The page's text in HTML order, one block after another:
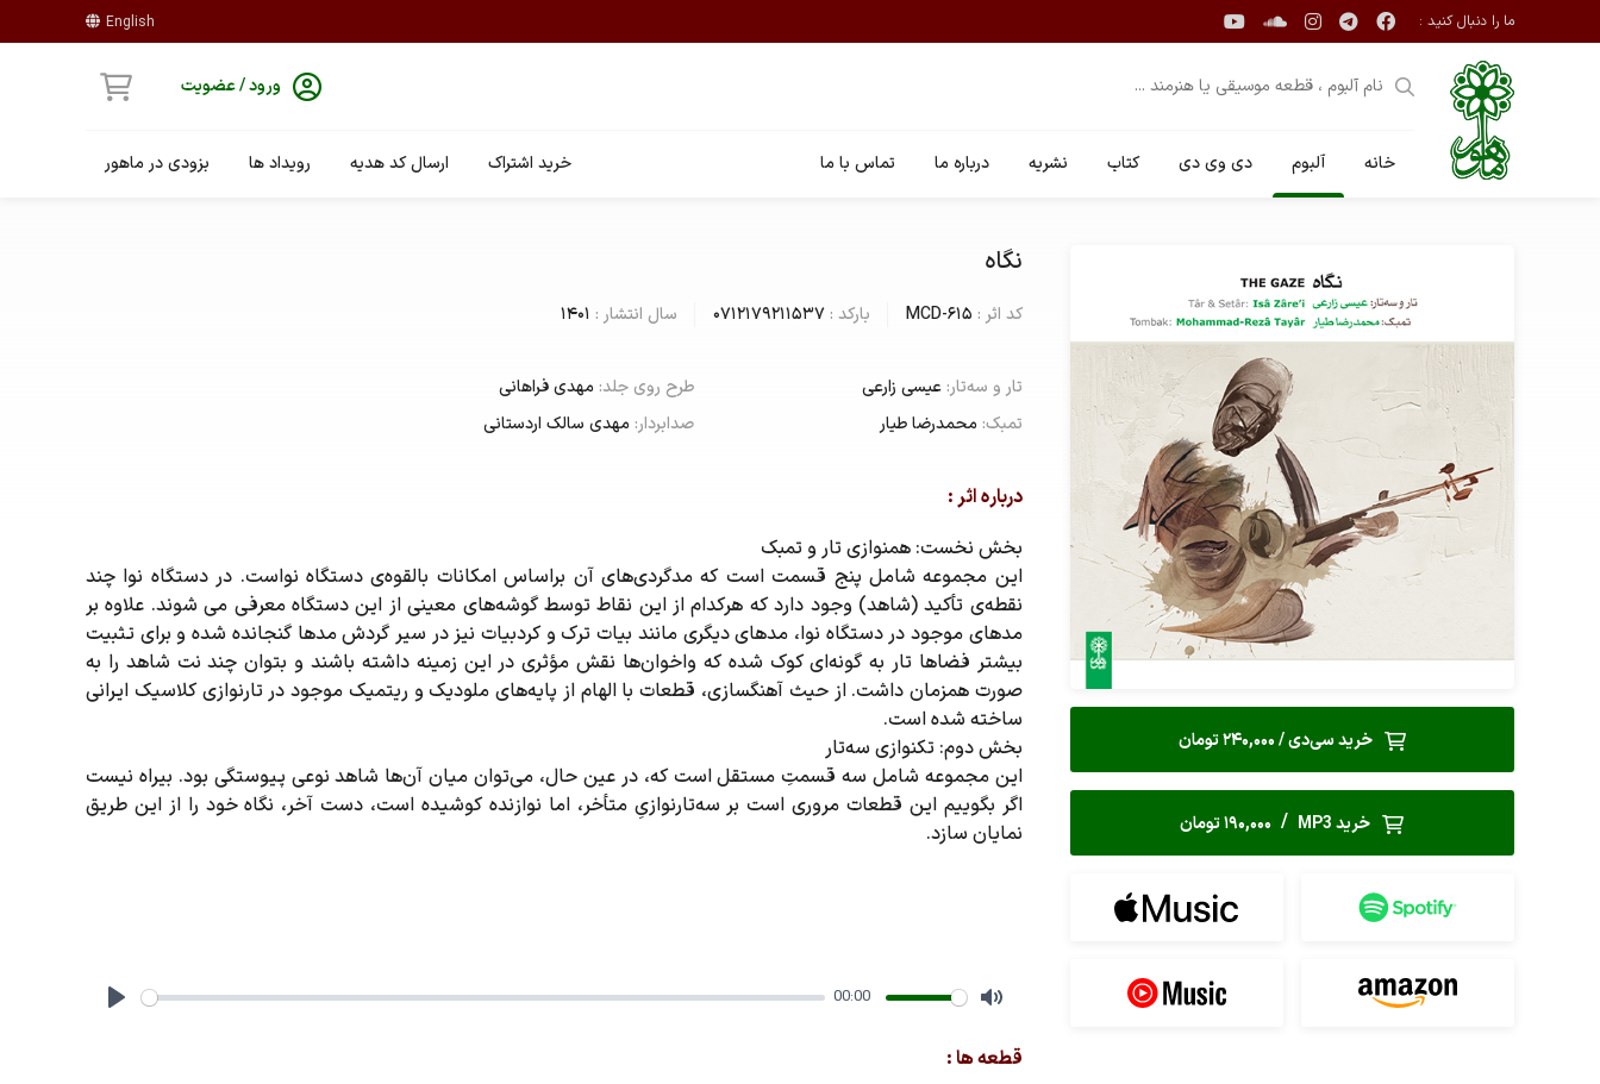
ما را دنبال کنید : English
ورود / عضویت
خانه آلبوم دی وی دی کتاب نشریه درباره ما تماس با ما خرید اشتراک ارسال کد هدیه رویداد ها بزودی در ماهور
خرید سی‌دی / 240,000 تومان
خرید MP3 / 190,000 تومان
نگاه
کد اثر : MCD-615 بارکد :0712179211537 سال انتشار : 1401
تار و سه‌تار:عیسی زارعی
تمبک: محمدرضا طیار
طرح روی جلد: مهدی فراهانی
صدابردار: مهدی سالک اردستانی
درباره اثر :
بخش نخست: همنوازی تار و تمبک
این مجموعه شامل پنج قسمت است که مدگردی‌های آن براساس امکانات بالقوه‌ی دستگاه نواست. در دستگاه نوا چند
نقطه‌ی تأکید (شاهد) وجود دارد که هرکدام از این نقاط توسط گوشه‌های معینی از این دستگاه معرفی می شوند. علاوه بر
مدهای موجود در دستگاه نوا، مدهای دیگری مانند بیات ترک و کردبیات نیز در سیر گردش مدها گنجانده شده و برای تثبیت
بیشتر فضاها تار به گونه‌ای کوک شده که واخوان‌ها نقش مؤثری در این زمینه داشته باشند و بتوان چند نت شاهد را به
صورت همزمان داشت. از حیث آهنگسازی، قطعات با الهام از پایه‌های ملودیک و ریتمیک موجود در تارنوازی کلاسیک ایرانی
ساخته شده است.
بخش دوم: تکنوازی سه‌تار
این مجموعه شامل سه قسمتِ مستقل است که، در عین حال، می‌توان میان آن‌ها شاهد نوعی پیوستگی بود. بیراه نیست
اگر بگوییم این قطعات مروری است بر سه‌‏تارنوازیِ متأخر، اما نوازنده کوشیده است، دست آخر، نگاه خود را از این طریق
نمایان سازد.
00:00
قطعه ها :